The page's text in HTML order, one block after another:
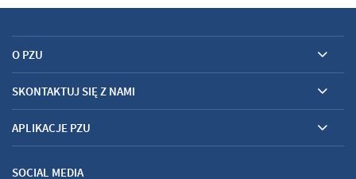
O PZU
SKONTAKTUJ SIĘ Z NAMI
APLIKACJE PZU
SOCIAL MEDIA